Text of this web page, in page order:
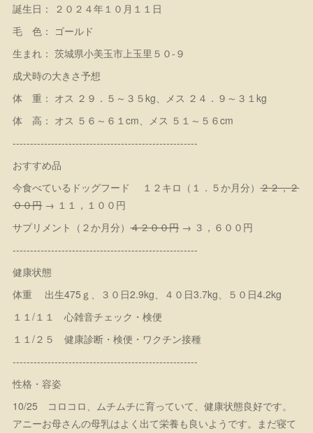
誕生日： ２０２４年１０月１１日
毛 色： ゴールド
生まれ： 茨城県小美玉市上玉里５０-９
成犬時の大きさ予想
体 重： オス ２９．５～３５kg、メス ２４．９～３１kg
体 高： オス ５６～６１cm、メス ５１～５６cm
-----------------------------------------------------
おすすめ品
今食べているドッグフード １２キロ（１．５か月分）２２，２
００円→ １１，１００円
サプリメント（２か月分）４２００円→ ３，６００円
-----------------------------------------------------
健康状態
体重 出生475ｇ、３０日2.9kg、４０日3.7kg、５０日4.2kg
１１/１１ 心雑音チェック・検便
１１/２５ 健康診断・検便・ワクチン接種
-----------------------------------------------------
性格・容姿
10/25 コロコロ、ムチムチに育っていて、健康状態良好です。
アニーお母さんの母乳はよく出て栄養も良いようです。まだ寝て